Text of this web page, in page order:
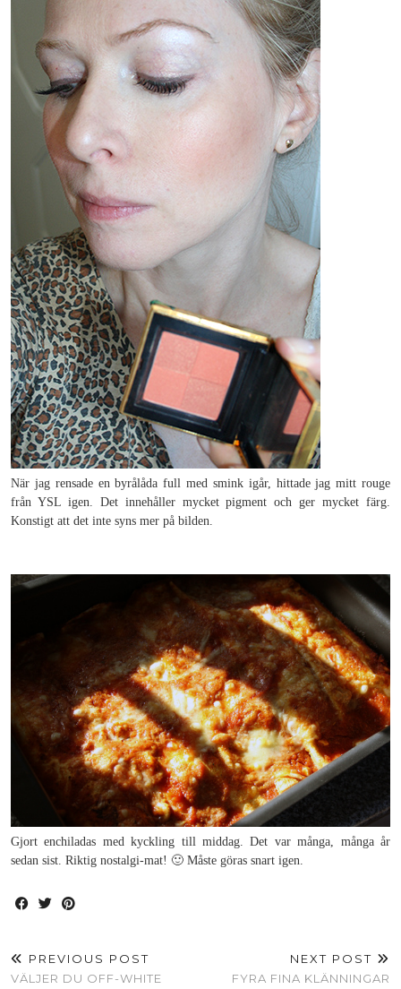
När jag rensade en byrålåda full med smink igår, hittade jag mitt rouge
från YSL igen. Det innehåller mycket pigment och ger mycket färg.
Konstigt att det inte syns mer på bilden.
Gjort enchiladas med kyckling till middag. Det var många, många år
sedan sist. Riktig nostalgi-mat! 🙂 Måste göras snart igen.
PREVIOUS POST
VÄLJER DU OFF-WHITE
NEXT POST
FYRA FINA KLÄNNINGAR